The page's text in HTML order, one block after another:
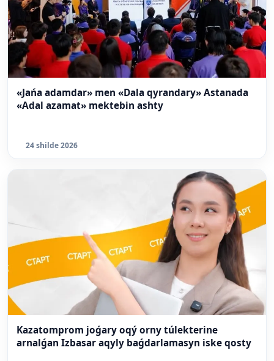
«Jańa adamdar» men «Dala qyrandary» Astanada
«Adal azamat» mektebin ashty
24 shilde 2026
Kazatomprom joǵary oqý orny túlekterine
arnalǵan Izbasar aqyly baǵdarlamasyn iske qosty